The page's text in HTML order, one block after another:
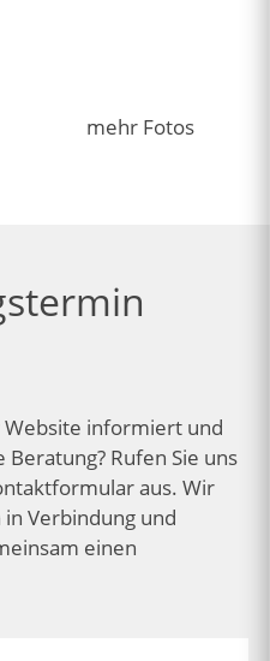
mehr Fotos
Website informiert und
Rufen Sie uns
aus. Wir
Verbindung und
einen